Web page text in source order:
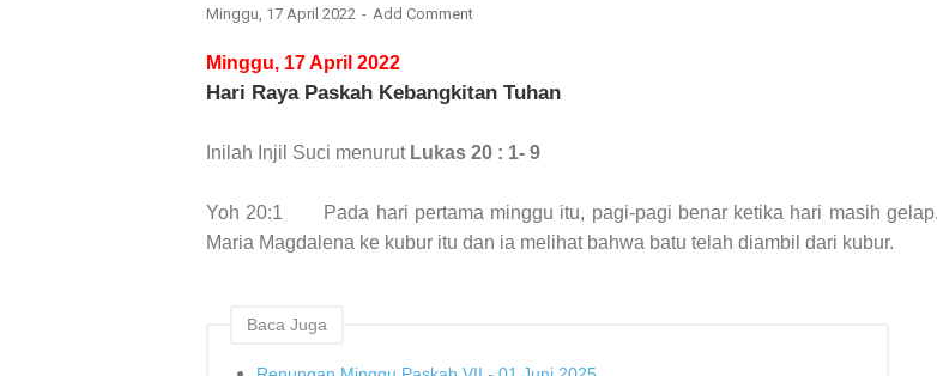
Minggu, 17 April 2022 Add Comment
Minggu, 17 April 2022
Hari Raya Paskah Kebangkitan Tuhan
Inilah Injil Suci menurut Lukas 20 : 1- 9
Yoh 20:1
Pada hari pertama minggu itu, pagi-pagi benar ketika hari masih
Maria Magdalena ke kubur itu dan ia melihat bahwa batu telah diambil dari kubur.
Baca Juga